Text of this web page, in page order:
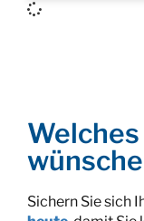
Sichern Sie sich